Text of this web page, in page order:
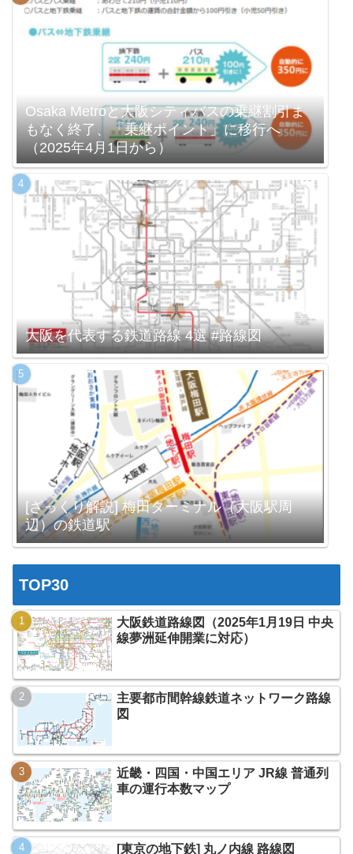
Osaka Metroと大阪シティバスの乗継割引ま
もなく終了、「乗継ポイント」に移行へ
（2025年4月1日から）
大阪を代表する鉄道路線 4選 #路線図
[ざっくり解説] 梅田ターミナル（大阪駅周
辺）の鉄道駅
TOP30
大阪鉄道路線図（2025年1月19日 中央
線夢洲延伸開業に対応）
主要都市間幹線鉄道ネットワーク路線
図
近畿・四国・中国エリア JR線 普通列
車の運行本数マップ
[東京の地下鉄] 丸ノ内線 路線図